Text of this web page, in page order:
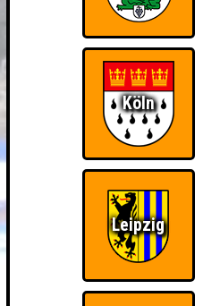
HIGHSCORE
Köln
Leipzig